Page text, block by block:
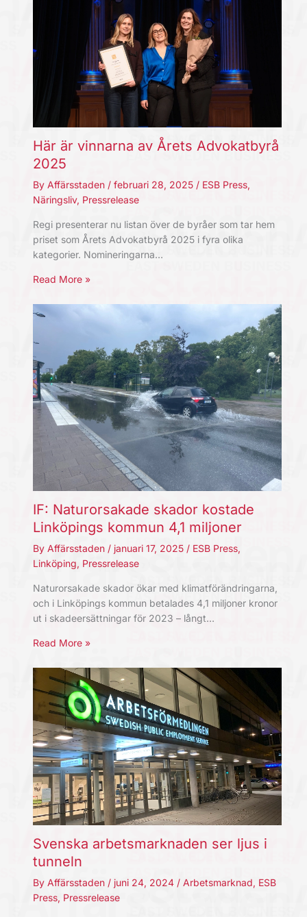
Här är vinnarna av Årets Advokatbyrå
2025
By Affärsstaden / februari 28, 2025 / ESB Press,
Näringsliv, Pressrelease
Regi presenterar nu listan över de byråer som tar hem
priset som Årets Advokatbyrå 2025 i fyra olika
kategorier. Nomineringarna…
Read More »
IF: Naturorsakade skador kostade
Linköpings kommun 4,1 miljoner
By Affärsstaden / januari 17, 2025 / ESB Press,
Linköping, Pressrelease
Naturorsakade skador ökar med klimatförändringarna,
och i Linköpings kommun betalades 4,1 miljoner kronor
ut i skadeersättningar för 2023 – långt…
Read More »
Svenska arbetsmarknaden ser ljus i
tunneln
By Affärsstaden / juni 24, 2024 / Arbetsmarknad, ESB
Press, Pressrelease